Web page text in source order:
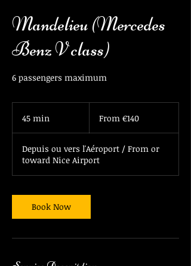
Mandelieu (Mercedes
Benz V class)
6 passengers maximum
45 min
i
n
eurosFrom €140
Depuis ou vers l'Aéroport / From or
toward Nice Airport
Book Now